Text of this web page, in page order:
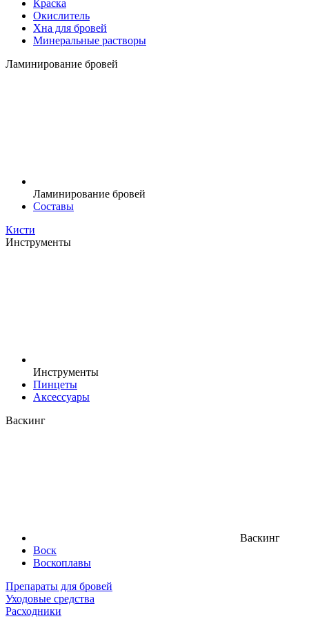
Краска
Окислитель
Хна для бровей
Минеральные растворы
Ламинирование бровей
Ламинирование бровей
Составы
Кисти
Инструменты
Инструменты
Пинцеты
Аксессуары
Васкинг
Васкинг
Воск
Воскоплавы
Препараты для бровей
Уходовые средства
Расходники